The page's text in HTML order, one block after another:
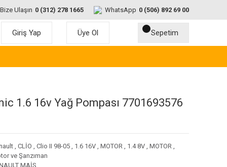
Bize Ulaşın 0 (312) 278 1665 WhatsApp 0 (506) 892 69 00
Giriş Yap Üye Ol Sepetim
1.6 16v Yağ Pompası 7701693576
, CLİO , Clio II 98-05 , 1.6 16V , MOTOR , 1.4 8V , MOTOR ,
ve Şanzıman
MAİS